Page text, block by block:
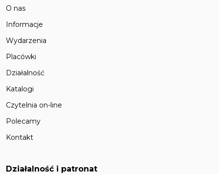
O nas
Informacje
Wydarzenia
Placówki
Działalność
Katalogi
Czytelnia on-line
Polecamy
Kontakt
Działalność i patronat